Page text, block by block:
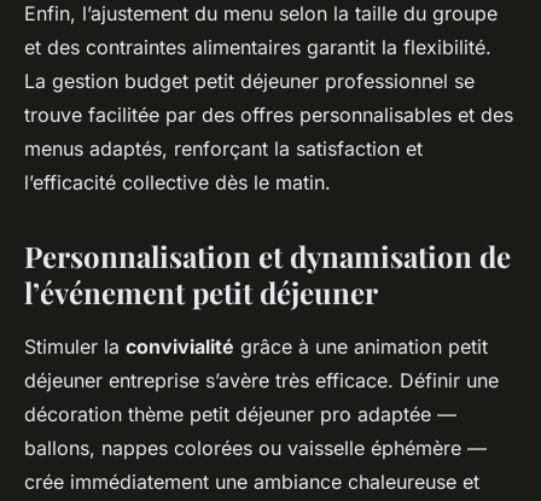
Enfin, l’ajustement du menu selon la taille du groupe
et des contraintes alimentaires garantit la flexibilité.
La gestion budget petit déjeuner professionnel se
trouve facilitée par des offres personnalisables et des
menus adaptés, renforçant la satisfaction et
l’efficacité collective dès le matin.
Personnalisation et dynamisation de
l’événement petit déjeuner
Stimuler la convivialité grâce à une animation petit
déjeuner entreprise s’avère très efficace. Définir une
décoration thème petit déjeuner pro adaptée —
ballons, nappes colorées ou vaisselle éphémère —
crée immédiatement une ambiance chaleureuse et